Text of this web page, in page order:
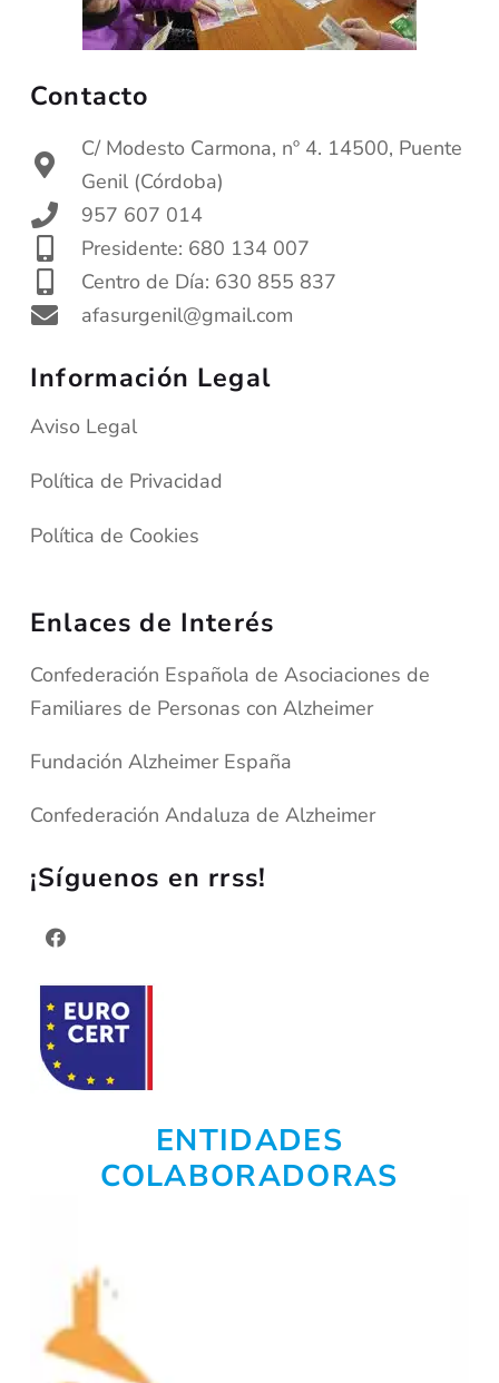
Contacto
C/ Modesto Carmona, nº 4. 14500, Puente
Genil (Córdoba)
957 607 014
Presidente: 680 134 007
Centro de Día: 630 855 837
afasurgenil@gmail.com
Información Legal
Aviso Legal
Política de Privacidad
Política de Cookies
Enlaces de Interés
Confederación Española de Asociaciones de
Familiares de Personas con Alzheimer
Fundación Alzheimer España
Confederación Andaluza de Alzheimer
¡Síguenos en rrss!
ENTIDADES
COLABORADORAS